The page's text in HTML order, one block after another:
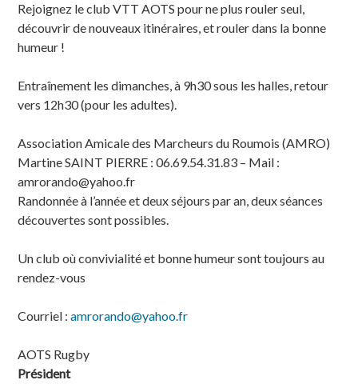
Rejoignez le club VTT AOTS pour ne plus rouler seul,
découvrir de nouveaux itinéraires, et rouler dans la bonne
humeur !
Entraînement les dimanches, à 9h30 sous les halles, retour
vers 12h30 (pour les adultes).
Association Amicale des Marcheurs du Roumois (AMRO)
Martine SAINT PIERRE : 06.69.54.31.83 – Mail :
amrorando@yahoo.fr
Randonnée à l’année et deux séjours par an, deux séances
découvertes sont possibles.
Un club où convivialité et bonne humeur sont toujours au
rendez-vous
Courriel :amrorando@yahoo.fr
AOTS Rugby
Président